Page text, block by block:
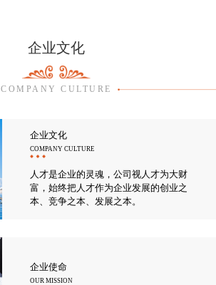
企业文化
COMPANY CULTURE
企业文化
COMPANY CULTURE
人才是企业的灵魂，公司视人才为大财
富，始终把人才作为企业发展的创业之
本、竞争之本、发展之本。
企业使命
OUR MISSION